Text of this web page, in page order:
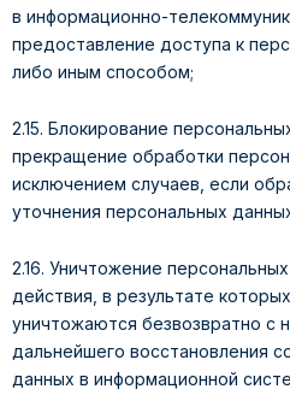
в информационно-
предоставление доступа к
либо иным способом;
2.15. Блокирование
прекращение обработки
исключением случаев, если
уточнения персональных
2.16. Уничтожение
действия, в результате
уничтожаются безвозвратно с
дальнейшего восстановления
данных в информационной